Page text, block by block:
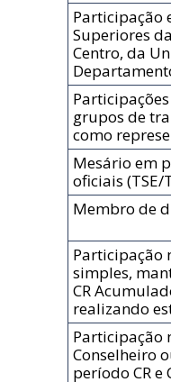
Participação
Superiores
Centro, da
grupos de
como
Mesário em
oficiais (TSE/
Membro de
Participação
simples,
CR
realizando
Participação
Conselheiro
período CR e